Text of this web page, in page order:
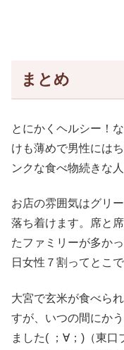
まとめ
とにかくヘルシー！
けも薄めで男性には
ンクな食べ物続きな
お店の雰囲気はグリ
落ち着けます。席と
たファミリーが多か
日女性７割ってとこで
大宮で玄米が食べら
すが、いつの間にか
ました( ；∀；)（東口